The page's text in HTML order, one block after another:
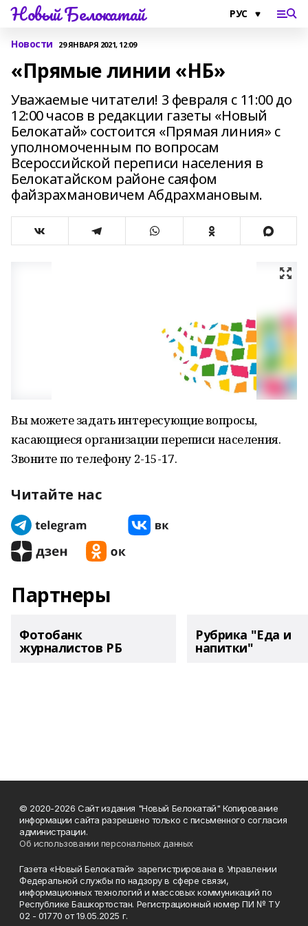
Новый Белокатай
Новости 29 ЯНВАРЯ 2021, 12:09
«Прямые линии «НБ»
Уважаемые читатели! 3 февраля с 11:00 до
12:00 часов в редакции газеты «Новый
Белокатай» состоится «Прямая линия» с
уполномоченным по вопросам
Всероссийской переписи населения в
Белокатайском районе саяфом
файзрахмановичем Абдрахмановым.
Вы можете задать интересующие вопросы,
касающиеся организации переписи населения.
Звоните по телефону 2-15-17.
Читайте нас
Партнеры
Фотобанк
журналистов РБ
Рубрика "Еда и
напитки"
© 2020-2026 Сайт издания "Новый Белокатай" Копирование
информации сайта разрешено только с письменного согласия
администрации.
Об использовании персональных данных
Газета «Новый Белокатай» зарегистрирована в Управлении
Федеральной службы по надзору в сфере связи,
информационных технологий и массовых коммуникаций по
Республике Башкортостан. Регистрационный номер ПИ № ТУ
02 - 01770 от 19.05.2025 г.